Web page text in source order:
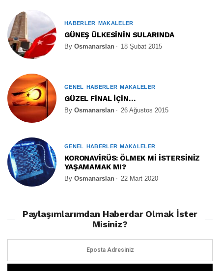
HABERLER MAKALELER
GÜNEŞ ÜLKESİNİN SULARINDA
By Osmanarslan 18 Şubat 2015
GENEL HABERLER MAKALELER
GÜZEL FİNAL İÇİN…
By Osmanarslan 26 Ağustos 2015
GENEL HABERLER MAKALELER
KORONAVİRÜS: ÖLMEK Mİ İSTERSİNİZ
YAŞAMAMAK MI?
By Osmanarslan 22 Mart 2020
Paylaşımlarımdan Haberdar Olmak İster
Misiniz?